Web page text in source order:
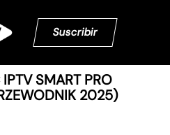
Suscribir
SMART PRO
2025)